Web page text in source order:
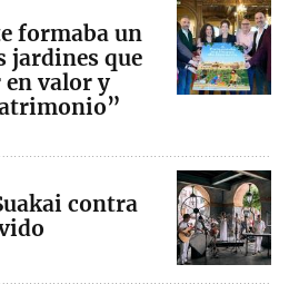
formaba un
jardines que
en valor y
contra